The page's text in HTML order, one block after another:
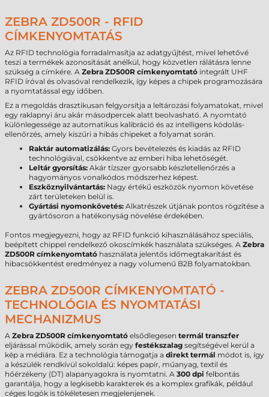
ZEBRA ZD500R - RFID
CÍMKENYOMTATÁS
Az RFID technológia forradalmasítja az adatgyűjtést, mivel lehetővé
teszi a termékek azonosítását anélkül, hogy közvetlen rálátásra lenne
szükség a címkére. A Zebra ZD500R címkenyomtató integrált UHF
RFID íróval és olvasóval rendelkezik, így képes a chipek programozására
a nyomtatással egy időben.
Ez a megoldás drasztikusan felgyorsítja a leltározási folyamatokat, mivel
egy raklapnyi áru akár másodpercek alatt beolvasható. A nyomtató
különlegessége az automatikus kalibráció és az intelligens kódolás-
ellenőrzés, amely kiszűri a hibás chipeket a folyamat során.
Raktár automatizálás: Gyors bevételezés és kiadás az RFID
technológiával, csökkentve az emberi hiba lehetőségét.
Leltár gyorsítás: Akár tízszer gyorsabb készletellenőrzés a
hagyományos vonalkódos módszerhez képest.
Eszköznyilvántartás: Nagy értékű eszközök nyomon követése
zárt területeken belül is.
Gyártási nyomonkövetés: Alkatrészek útjának pontos rögzítése a
gyártósoron a hatékonyság növelése érdekében.
Fontos megjegyezni, hogy az RFID funkció kihasználásához speciális,
beépített chippel rendelkező okoscímkék használata szükséges. A Zebra
ZD500R címkenyomtató használata jelentős időmegtakarítást és
hibacsökkentést eredményez a nagy volumenű B2B folyamatokban.
ZEBRA ZD500R CÍMKENYOMTATÓ -
TECHNOLÓGIA ÉS NYOMTATÁSI
MECHANIZMUS
A Zebra ZD500R címkenyomtató elsődlegesen termál transzfer
eljárással működik, amely során egy festékszalag segítségével kerül a
kép a médiára. Ez a technológia támogatja a direkt termál módot is, így
a készülék rendkívül sokoldalú: képes papír, műanyag, textil és
hőérzékeny (DT) alapanyagokra is nyomtatni. A 300 dpi felbontás
garantálja, hogy a legkisebb karakterek és a komplex grafikák, például
céges logók is tökéletesen megjelenjenek.